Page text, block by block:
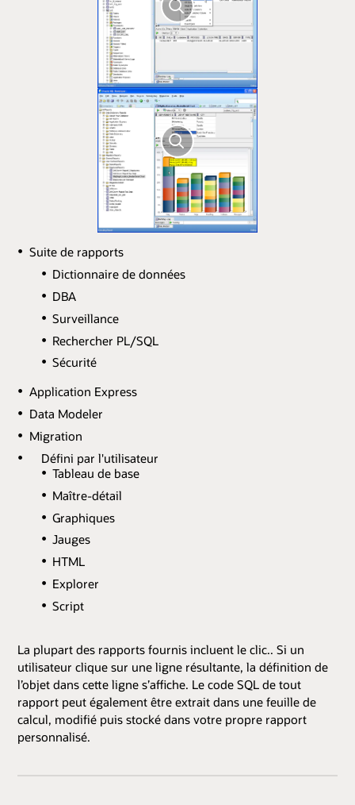
Suite de rapports
Dictionnaire de données
DBA
Surveillance
Rechercher PL/SQL
Sécurité
Application Express
Data Modeler
Migration
Défini par l'utilisateur
Tableau de base
Maître-détail
Graphiques
Jauges
HTML
Explorer
Script
La plupart des rapports fournis incluent le clic.. Si un
utilisateur clique sur une ligne résultante, la définition de
l’objet dans cette ligne s’affiche. Le code SQL de tout
rapport peut également être extrait dans une feuille de
calcul, modifié puis stocké dans votre propre rapport
personnalisé.